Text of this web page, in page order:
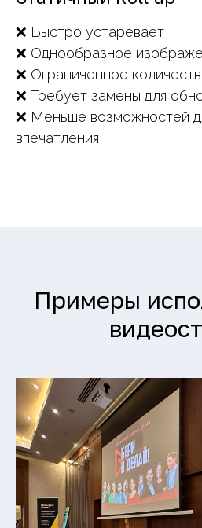
❌ Быстро устаревает
❌ Однообразное
❌ Ограниченное
❌ Требует замены для
❌ Меньше возможностей
впечатления
Примеры